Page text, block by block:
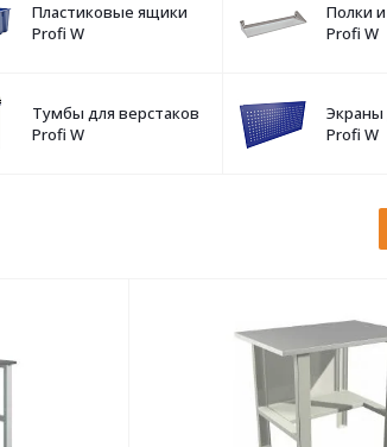
Пластиковые ящики
Profi W
Полки
Profi W
Тумбы для верстаков
Profi W
Экраны
Profi W